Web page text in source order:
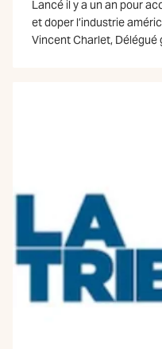
Lancé il y a un an pour
et doper l’industrie
Vincent Charlet, Délégué